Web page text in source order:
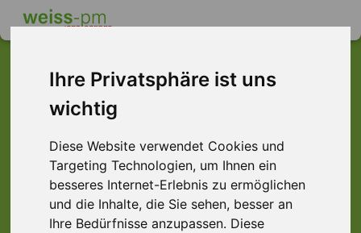
Ihre Privatsphäre ist uns
wichtig
Diese Website verwendet Cookies und
Targeting Technologien, um Ihnen ein
besseres Internet-Erlebnis zu ermöglichen
und die Inhalte, die Sie sehen, besser an
Ihre Bedürfnisse anzupassen. Diese
Dieser Job ist leider
nicht mehr verfügbar ...
... aber vielleicht ist hier etwas dabei: